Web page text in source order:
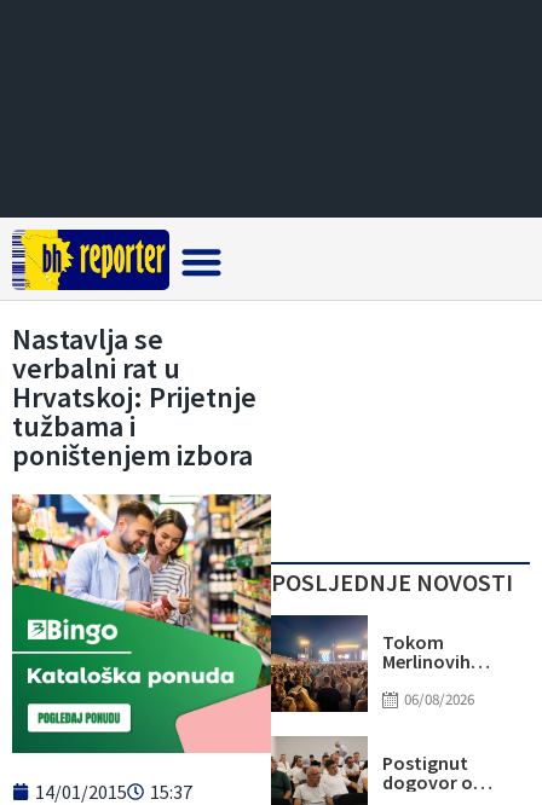
Nastavlja se
verbalni rat u
Hrvatskoj: Prijetnje
tužbama i
poništenjem izbora
14/01/2015 15:37
POSLJEDNJE NOVOSTI
Tokom
Merlinovih
gotovo 156
06/08/2026
Postignut
dogovor o